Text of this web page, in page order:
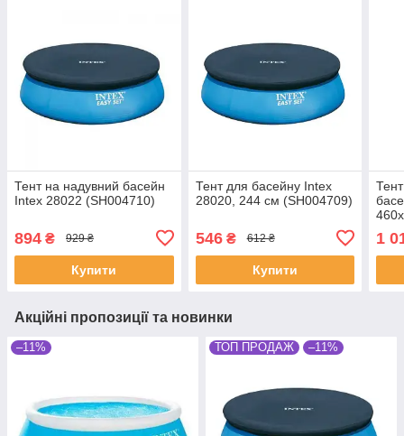
Тент на надувний басейн
Intex 28022 (SH004710)
894 ₴ 929 ₴
Купити
Тент для басейну Intex
28020, 244 см (SH004709)
546₴ 612 ₴
Купити
1
Акційні пропозиції та новинки
–11% ТОП ПРОДАЖ –11%